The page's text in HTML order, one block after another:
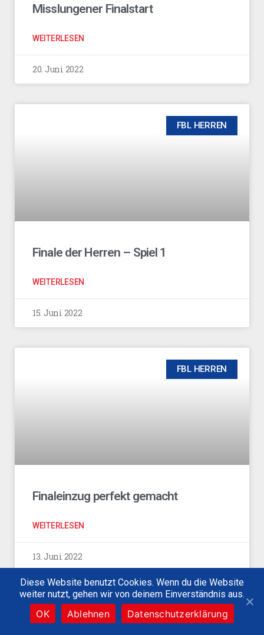
Misslungener Finalstart
WEITERLESEN
20. Juni 2022
FBL HERREN
Finale der Herren – Spiel 1
WEITERLESEN
15. Juni 2022
FBL HERREN
Finaleinzug perfekt gemacht
WEITERLESEN
13. Juni 2022
FBL HERREN
Diese Website benutzt Cookies. Wenn du die Website
weiter nutzt, gehen wir von deinem Einverständnis aus.
OK Ablehnen Datenschutzerklärung